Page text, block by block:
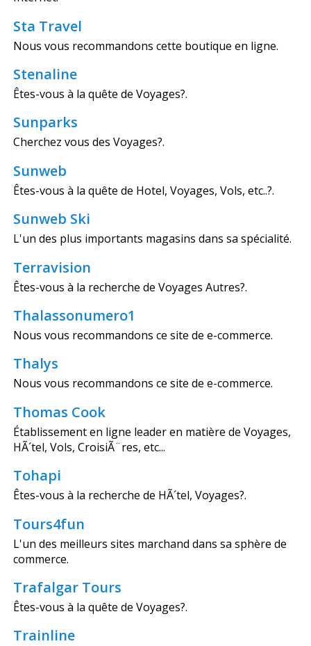
Sta Travel
Nous vous recommandons cette boutique en ligne.
Stenaline
Êtes-vous à la quête de Voyages?.
Sunparks
Cherchez vous des Voyages?.
Sunweb
Êtes-vous à la quête de Hotel, Voyages, Vols, etc..?.
Sunweb Ski
L'un des plus importants magasins dans sa spécialité.
Terravision
Êtes-vous à la recherche de Voyages Autres?.
Thalassonumero1
Nous vous recommandons ce site de e-commerce.
Thalys
Nous vous recommandons ce site de e-commerce.
Thomas Cook
Établissement en ligne leader en matière de Voyages,
HÃ´tel, Vols, CroisiÃ¨res, etc...
Tohapi
Êtes-vous à la recherche de HÃ´tel, Voyages?.
Tours4fun
L'un des meilleurs sites marchand dans sa sphère de
commerce.
Trafalgar Tours
Êtes-vous à la quête de Voyages?.
Trainline